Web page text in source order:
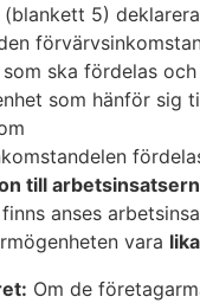
(blankett 5)
ska fördelas
som hänför sig
till
anses
vara
Om de